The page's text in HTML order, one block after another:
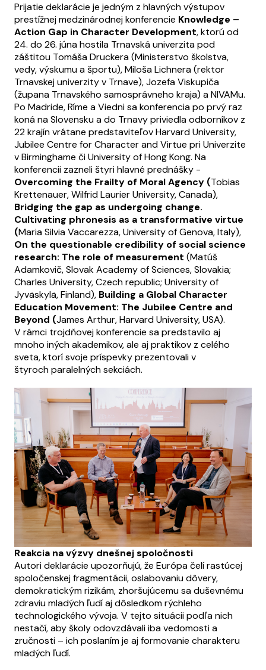
Prijatie deklarácie je jedným z hlavných výstupov
prestížnej medzinárodnej konferencie Knowledge –
Action Gap in Character Development, ktorú od
24. do 26. júna hostila Trnavská univerzita pod
záštitou Tomáša Druckera (Ministerstvo školstva,
vedy, výskumu a športu), Miloša Lichnera (rektor
Trnavskej univerzity v Trnave), Jozefa Viskupiča
(župana Trnavského samosprávneho kraja) a NIVAMu.
Po Madride, Ríme a Viedni sa konferencia po prvý raz
koná na Slovensku a do Trnavy priviedla odborníkov z
22 krajín vrátane predstaviteľov Harvard University,
Jubilee Centre for Character and Virtue pri Univerzite
v Birminghame či University of Hong Kong. Na
konferencii zazneli štyri hlavné prednášky -
Overcoming the Frailty of Moral Agency (Tobias
Krettenauer, Wilfrid Laurier University, Canada),
Bridging the gap as undergoing change.
Cultivating phronesis as a transformative virtue
(Maria Silvia Vaccarezza, University of Genova, Italy),
On the questionable credibility of social science
research: The role of measurement (Matúš
Adamkovič, Slovak Academy of Sciences, Slovakia;
Charles University, Czech republic; University of
Jyväskylä, Finland), Building a Global Character
Education Movement: The Jubilee Centre and
Beyond (James Arthur, Harvard University, USA).
V rámci trojdňovej konferencie sa predstavilo aj
mnoho iných akademikov, ale aj praktikov z celého
sveta, ktorí svoje príspevky prezentovali v
štyroch paralelných sekciách.
Reakcia na výzvy dnešnej spoločnosti
Autori deklarácie upozorňujú, že Európa čelí rastúcej
spoločenskej fragmentácii, oslabovaniu dôvery,
demokratickým rizikám, zhoršujúcemu sa duševnému
zdraviu mladých ľudí aj dôsledkom rýchleho
technologického vývoja. V tejto situácii podľa nich
nestačí, aby školy odovzdávali iba vedomosti a
zručnosti – ich poslaním je aj formovanie charakteru
mladých ľudí.